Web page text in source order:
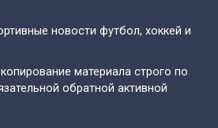
новости футбол, хоккей и
материала строго по
обратной активной